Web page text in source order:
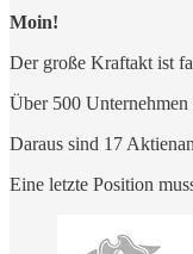
Moin!
Der große Kraftakt ist
Über 500
Daraus sind 17
Eine letzte Position